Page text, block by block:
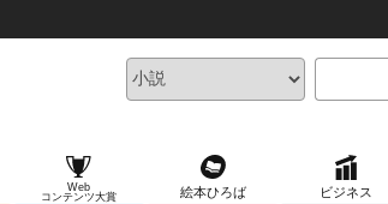
Web
コンテンツ大賞
絵本ひろば ビジネス